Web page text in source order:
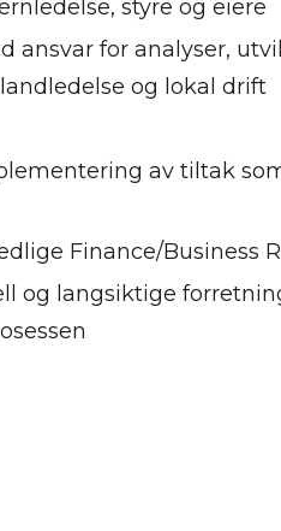
styre og eiere
ansvar for analyser,
og lokal drift
av tiltak
Finance/Business
og langsiktige